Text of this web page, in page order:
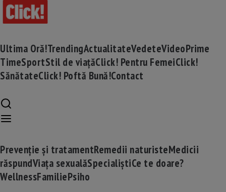
Ultima Oră!TrendingActualitateVedeteVideoPrime
TimeSportStil de viațăClick! Pentru FemeiClick!
SănătateClick! Poftă Bună!Contact
Prevenție și tratamentRemedii naturisteMedicii
răspundViața sexualăSpecialiștiCe te doare?
WellnessFamiliePsiho